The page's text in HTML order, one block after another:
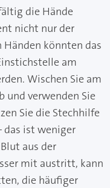
die Hände
nicht nur der
Händen könnten das
am
Wischen Sie am
und verwenden Sie
Sie die Stechhilfe
das ist weniger
aus der
mit austritt, kann
die häufiger